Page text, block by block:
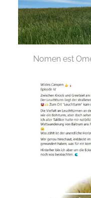
Nomen est